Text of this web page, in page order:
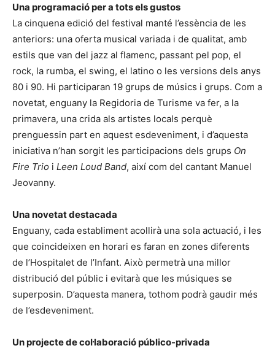
Una programació per a tots els gustos
La cinquena edició del festival manté l’essència de les
anteriors: una oferta musical variada i de qualitat, amb
estils que van del jazz al flamenc, passant pel pop, el
rock, la rumba, el swing, el latino o les versions dels anys
80 i 90. Hi participaran 19 grups de músics i grups. Com a
novetat, enguany la Regidoria de Turisme va fer, a la
primavera, una crida als artistes locals perquè
prenguessin part en aquest esdeveniment, i d’aquesta
iniciativa n’han sorgit les participacions dels grups On
Fire Trio i Leen Loud Band, així com del cantant Manuel
Jeovanny.
Una novetat destacada
Enguany, cada establiment acollirà una sola actuació, i les
que coincideixen en horari es faran en zones diferents
de l’Hospitalet de l’Infant. Això permetrà una millor
distribució del públic i evitarà que les músiques se
superposin. D’aquesta manera, tothom podrà gaudir més
de l’esdeveniment.
Un projecte de col·laboració público-privada